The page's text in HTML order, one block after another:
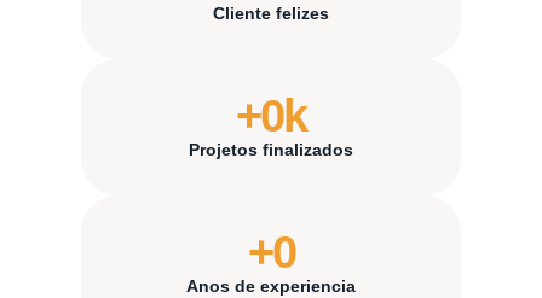
Cliente felizes
Projetos finalizados
+0k
Anos de experiencia
+0